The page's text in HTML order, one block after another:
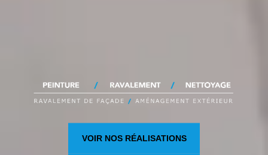
VOIR NOS RÉALISATIONS